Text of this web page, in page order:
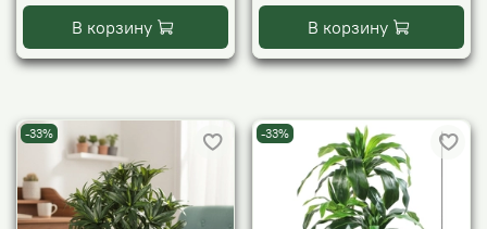
В корзину В корзину
-33% -33%